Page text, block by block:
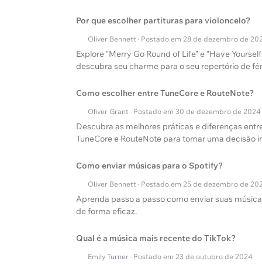
Por que escolher partituras para violoncelo?
Oliver Bennett · Postado em 28 de dezembro de
Explore "Merry Go Round of Life" e "Have
descubra seu charme para o seu repertório de
Como escolher entre TuneCore e RouteNote?
Oliver Grant · Postado em 30 de dezembro de 2024
Descubra as melhores práticas e diferenças
TuneCore e RouteNote para tomar uma decisão
Como enviar músicas para o Spotify?
Oliver Bennett · Postado em 25 de dezembro de
Aprenda passo a passo como enviar suas
de forma eficaz.
Qual é a música mais recente do TikTok?
Emily Turner · Postado em 23 de outubro de 2024